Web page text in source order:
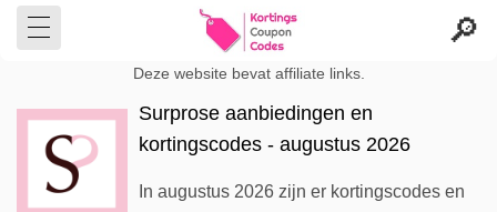
Deze website bevat affiliate links.
Surprose aanbiedingen en
kortingscodes - augustus 2026
In augustus 2026 zijn er kortingscodes en